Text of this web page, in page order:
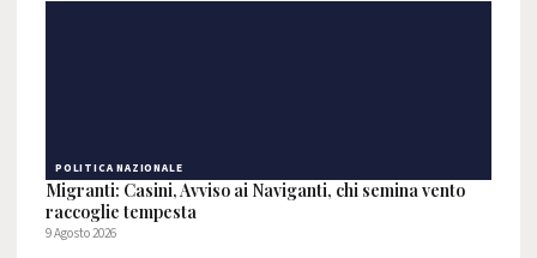
POLITICA NAZIONALE
Migranti: Casini, Avviso ai Naviganti, chi semina vento
raccoglie tempesta
9 Agosto 2026